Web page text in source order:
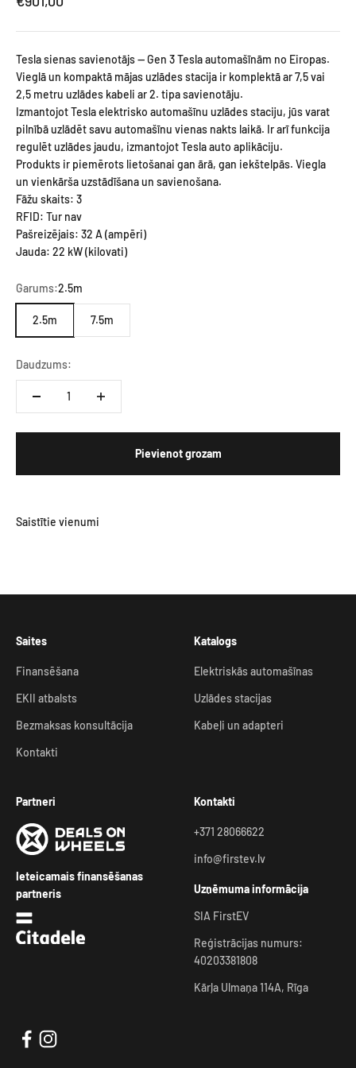
Tesla sienas savienotājs — Gen 3 Tesla automašīnām no Eiropas.
Vieglā un kompaktā mājas uzlādes stacija ir komplektā ar 7,5 vai
2,5 metru uzlādes kabeli ar 2. tipa savienotāju.
Izmantojot Tesla elektrisko automašīnu uzlādes staciju, jūs varat
pilnībā uzlādēt savu automašīnu vienas nakts laikā. Ir arī funkcija
regulēt uzlādes jaudu, izmantojot Tesla auto aplikāciju.
Produkts ir piemērots lietošanai gan ārā, gan iekštelpās. Viegla
un vienkārša uzstādīšana un savienošana.
Fāžu skaits: 3
RFID: Tur nav
Pašreizējais: 32 A (ampēri)
Jauda: 22 kW (kilovati)
Garums:2.5m
2.5m 7.5m
Daudzums:
Pievienot grozam
Saites
Finansēšana
EKII atbalsts
Bezmaksas konsultācija
Kontakti
Katalogs
Elektriskās automašīnas
Uzlādes stacijas
Kabeļi un adapteri
Partneri
Ieteicamais finansēšanas
partneris
Kontakti
+371 28066622
info@firstev.lv
Uzņēmuma informācija
SIA FirstEV
Reģistrācijas numurs:
40203381808
Kārļa Ulmaņa 114A, Rīga